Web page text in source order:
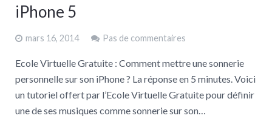
iPhone 5
mars 16, 2014 Pas de commentaires
Ecole Virtuelle Gratuite : Comment mettre une sonnerie
personnelle sur son iPhone ? La réponse en 5 minutes. Voici
un tutoriel offert par l’Ecole Virtuelle Gratuite pour définir
une de ses musiques comme sonnerie sur son…